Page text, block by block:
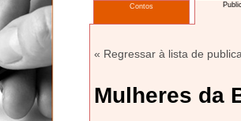
Contos
« Regressar à lista de
Mulheres da